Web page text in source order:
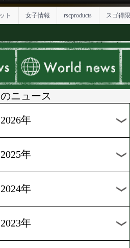
練習動画 ランキング
ダイエット
過去のニュース
2026年
2025年